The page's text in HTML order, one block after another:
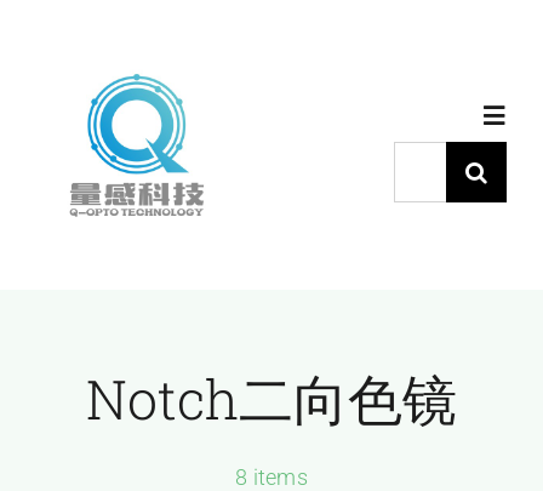
索：
Notch二向色镜
8 items